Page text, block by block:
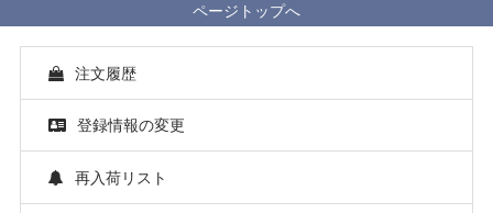
ページトップへ
注文履歴
登録情報の変更
再入荷リスト